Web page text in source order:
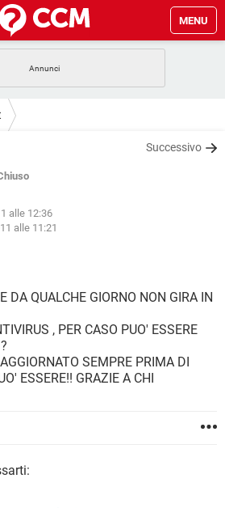
MENU
WHATSAPP
FACEBOOK
FACEBOOK
Successivo
alle 12:36
alle 11:21
DA QUALCHE GIORNO NON GIRA IN
, PER CASO PUO' ESSERE
SEMPRE PRIMA DI
ESSERE!! GRAZIE A CHI